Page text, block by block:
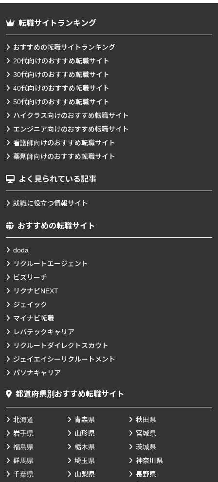
転職サイトランキング
おすすめの転職サイトランキング
20代向けのおすすめ転職サイト
30代向けのおすすめ転職サイト
40代向けのおすすめ転職サイト
50代向けのおすすめ転職サイト
ハイクラス向けのおすすめ転職サイト
エンジニア向けのおすすめ転職サイト
看護師向けのおすすめ転職サイト
薬剤師向けのおすすめ転職サイト
よく見られている記事
就職に役立つ情報サイト
おすすめの転職サイト
doda
リクルートエージェント
ビズリーチ
リクナビNEXT
ジェイック
マイナビ転職
レバテックキャリア
リクルートダイレクトスカウト
ジェイエイシーリクルートメント
パソナキャリア
都道府県別おすすめ転職サイト
北海道 青森県
秋田県
岩手県
山形県
宮城県
福島県
栃木県
茨城県
群馬県
埼玉県
神奈川県
千葉県
山梨県
長野県